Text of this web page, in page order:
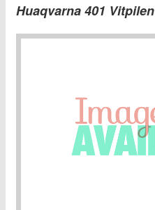
Huaqvarna 401 Vitpilen